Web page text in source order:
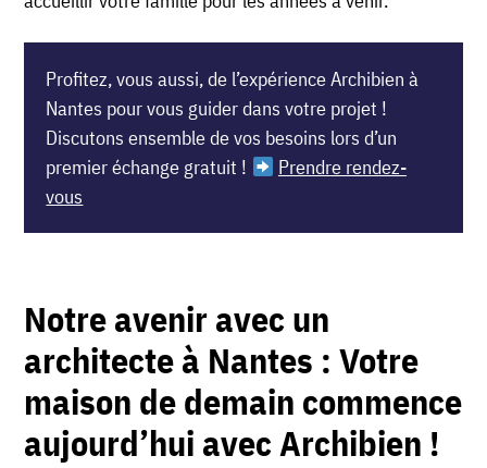
Profitez, vous aussi, de l’expérience Archibien à
Nantes pour vous guider dans votre projet !
Discutons ensemble de vos besoins lors d’un
premier échange gratuit !
Prendre rendez-
vous
Notre avenir avec un
architecte à Nantes : Votre
maison de demain commence
aujourd’hui avec Archibien !